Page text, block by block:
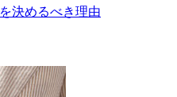
決めるべき理由